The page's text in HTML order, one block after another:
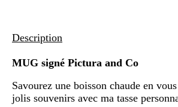
Description
MUG signé Pictura and Co
Savourez une boisson chaude en
jolis souvenirs avec ma tasse